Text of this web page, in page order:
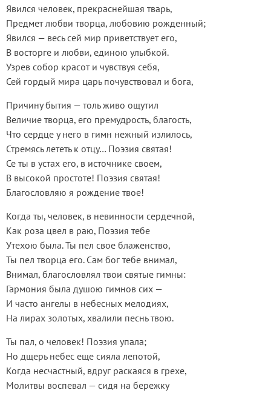
Явился человек, прекраснейшая тварь,
Предмет любви творца, любовию рожденный;
Явился — весь сей мир приветствует его,
В восторге и любви, единою улыбкой.
Узрев собор красот и чувствуя себя,
Сей гордый мира царь почувствовал и бога,
Причину бытия — толь живо ощутил
Величие творца, его премудрость, благость,
Что сердце у него в гимн нежный излилось,
Стремясь лететь к отцу… Поэзия святая!
Се ты в устах его, в источнике своем,
В высокой простоте! Поэзия святая!
Благословляю я рождение твое!
Когда ты, человек, в невинности сердечной,
Как роза цвел в раю, Поэзия тебе
Утехою была. Ты пел свое блаженство,
Ты пел творца его. Сам бог тебе внимал,
Внимал, благословлял твои святые гимны:
Гармония была душою гимнов сих —
И часто ангелы в небесных мелодиях,
На лирах золотых, хвалили песнь твою.
Ты пал, о человек! Поэзия упала;
Но дщерь небес еще сияла лепотой,
Когда несчастный, вдруг раскаяся в грехе,
Молитвы воспевал — сидя на бережку